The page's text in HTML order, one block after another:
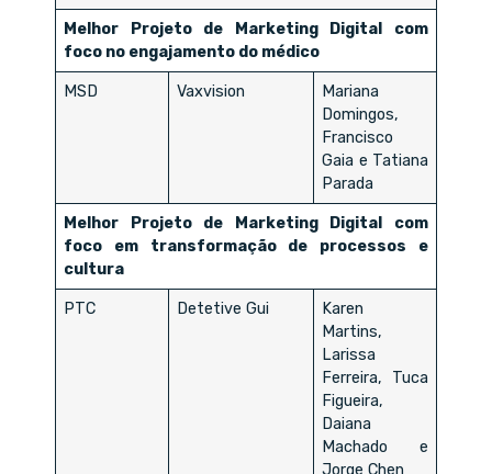
Melhor Projeto de Marketing Digital com
foco no engajamento do médico
MSD Vaxvision
Mariana
Domingos,
Francisco
Gaia e Tatiana
Parada
Melhor Projeto de Marketing Digital com
foco em transformação de processos e
cultura
PTC Detetive Gui
Karen
Martins,
Larissa
Ferreira, Tuca
Figueira,
Daiana
Machado e
Jorge Chen